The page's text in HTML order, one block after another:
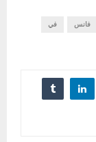
فانس في